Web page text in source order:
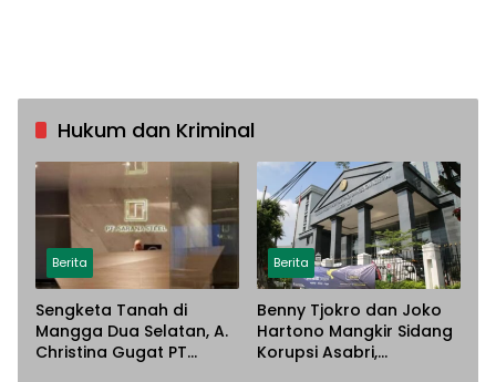
Hukum dan Kriminal
Berita
Sengketa Tanah di
Mangga Dua Selatan, A.
Christina Gugat PT
Berita
Benny Tjokro dan Joko
Hartono Mangkir Sidang
Korupsi Asabri,